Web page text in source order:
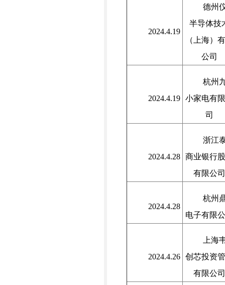
2024.4.19
德州
半导体技
（上海）
公司
2024.4.19
杭州
小家电有
司
2024.4.28
浙江
商业银行
有限公
2024.4.28
杭州
电子有限
2024.4.26
上海
创芯投资
有限公